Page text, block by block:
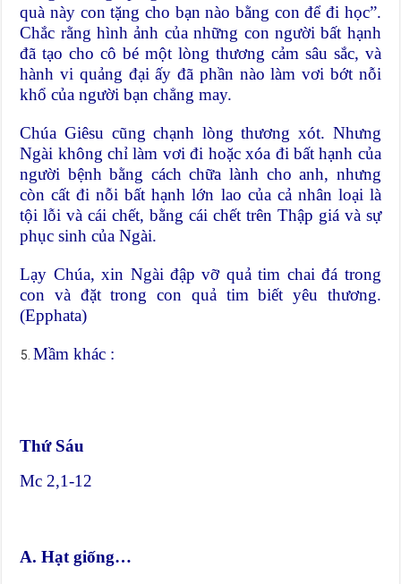
quà này con tặng cho bạn nào bằng con để đi học”.
Chắc rằng hình ảnh của những con người bất hạnh
đã tạo cho cô bé một lòng thương cảm sâu sắc, và
hành vi quảng đại ấy đã phần nào làm vơi bớt nỗi
khổ của người bạn chẳng may.
Chúa Giêsu cũng chạnh lòng thương xót. Nhưng
Ngài không chỉ làm vơi đi hoặc xóa đi bất hạnh của
người bệnh bằng cách chữa lành cho anh, nhưng
còn cất đi nỗi bất hạnh lớn lao của cả nhân loại là
tội lỗi và cái chết, bằng cái chết trên Thập giá và sự
phục sinh của Ngài.
Lạy Chúa, xin Ngài đập vỡ quả tim chai đá trong
con và đặt trong con quả tim biết yêu thương.
(Epphata)
Mầm khác :
Thứ Sáu
Mc 2,1-12
A. Hạt giống…